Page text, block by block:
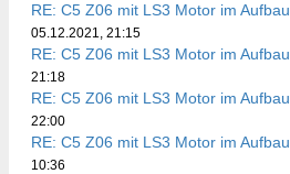
RE: C5 Z06 mit LS3 Motor im Aufbau
05.12.2021, 21:15
RE: C5 Z06 mit LS3 Motor im Aufbau
21:18
RE: C5 Z06 mit LS3 Motor im Aufbau
22:00
RE: C5 Z06 mit LS3 Motor im Aufbau
10:36